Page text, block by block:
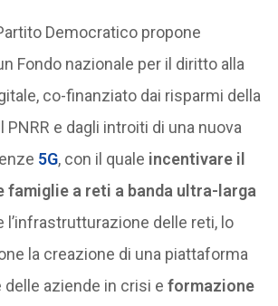
Democratico propone
Fondo nazionale per il diritto alla
co-finanziato dai risparmi della
e dagli introiti di una nuova
5G, con il quale incentivare il
famiglie a reti a banda ultra-larga
l’infrastrutturazione delle reti, lo
la creazione di una piattaforma
aziende in crisi e formazione